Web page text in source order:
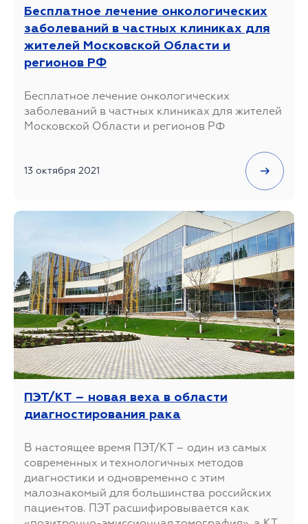
Бесплатное лечение онкологических
заболеваний в частных клиниках для
жителей Московской Области и
регионов РФ
Бесплатное лечение онкологических
заболеваний в частных клиниках для жителей
Московской Области и регионов РФ
13 октября 2021
ПЭТ/КТ – новая веха в области
диагностирования рака
В настоящее время ПЭТ/КТ – один из самых
современных и технологичных методов
диагностики и одновременно с этим
малознакомый для большинства российских
пациентов. ПЭТ расшифировывается как